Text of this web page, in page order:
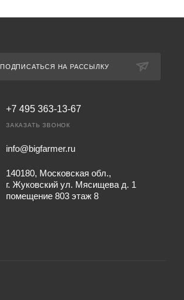
ПОДПИСАТЬСЯ НА РАССЫЛКУ
+7 495 363-13-67
ЗАКАЗАТЬ ЗВОНОК
info@bigfarmer.ru
140180, Московская обл.,
г. Жуковский ул. Мясищева д. 1
помещение 803 этаж 8